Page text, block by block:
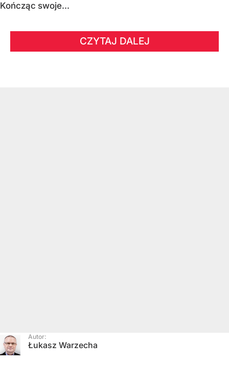
Kończąc swoje...
CZYTAJ DALEJ
Autor:
Łukasz Warzecha